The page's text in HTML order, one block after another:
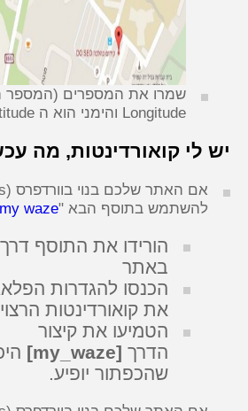
שמרו את המספרים (המספר
Longitude והימני הוא ה Latitude).
יש לי קואורדינטות, מה
להשתמש בתוסף הבא "my waze
הורידו את התוסף
באתר
הכנסו להגדרות
את קואורדינטות
הטמיעו את קיצור
הדרך [my_waze]
שהכפתור יופיע.